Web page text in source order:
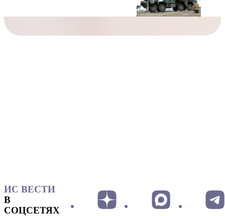
ИС ВЕСТИ
В
СОЦСЕТЯХ